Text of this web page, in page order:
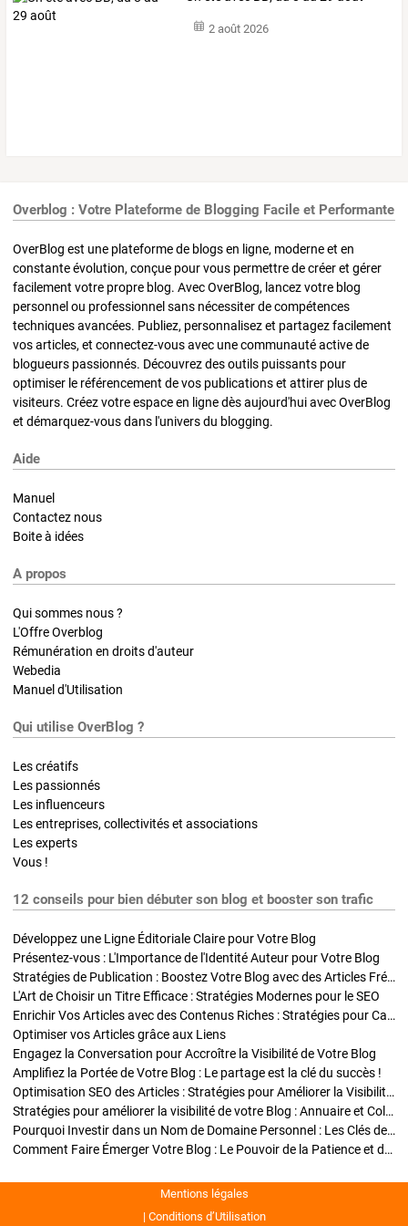
2 août 2026
Overblog : Votre Plateforme de Blogging Facile et Performante
OverBlog est une plateforme de blogs en ligne, moderne et en
constante évolution, conçue pour vous permettre de créer et gérer
facilement votre propre blog. Avec OverBlog, lancez votre blog
personnel ou professionnel sans nécessiter de compétences
techniques avancées. Publiez, personnalisez et partagez facilement
vos articles, et connectez-vous avec une communauté active de
blogueurs passionnés. Découvrez des outils puissants pour
optimiser le référencement de vos publications et attirer plus de
visiteurs. Créez votre espace en ligne dès aujourd'hui avec OverBlog
et démarquez-vous dans l'univers du blogging.
Aide
Manuel
Contactez nous
Boite à idées
A propos
Qui sommes nous ?
L'Offre Overblog
Rémunération en droits d'auteur
Webedia
Manuel d'Utilisation
Qui utilise OverBlog ?
Les créatifs
Les passionnés
Les influenceurs
Les entreprises, collectivités et associations
Les experts
Vous !
12 conseils pour bien débuter son blog et booster son trafic
Développez une Ligne Éditoriale Claire pour Votre Blog
Présentez-vous : L'Importance de l'Identité Auteur pour Votre Blog
Stratégies de Publication : Boostez Votre Blog avec des Articles Fréquents et Exclusifs
L'Art de Choisir un Titre Efficace : Stratégies Modernes pour le SEO
Enrichir Vos Articles avec des Contenus Riches : Stratégies pour Captiver et Optimiser
Optimiser vos Articles grâce aux Liens
Engagez la Conversation pour Accroître la Visibilité de Votre Blog
Amplifiez la Portée de Votre Blog : Le partage est la clé du succès !
Optimisation SEO des Articles : Stratégies pour Améliorer la Visibilité de Votre Blog
Stratégies pour améliorer la visibilité de votre Blog : Annuaire et Collaborations
Pourquoi Investir dans un Nom de Domaine Personnel : Les Clés de la Réussite de Votre Blog
Comment Faire Émerger Votre Blog : Le Pouvoir de la Patience et de la Persévérance
Mentions légales
Conditions d’Utilisation